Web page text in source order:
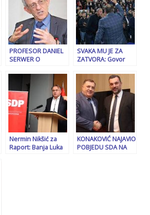
bitku protiv BiH!
PROFESOR DANIEL
SERWER O
DODIKU: “Američka
politika je zakazala”
SVAKA MU JE ZA
ZATVORA: Govor
amebe
Nermin Nikšić za
Raport: Banja Luka
KONAKOVIĆ NAJAVIO
POBJEDU SDA NA